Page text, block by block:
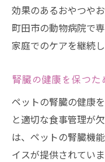
効果のあるおやつや
町田市の動物病院で
家庭でのケアを継続し
腎臓の健康を保つ
ペットの腎臓の健康
と適切な食事管理が
は、ペットの腎臓機
イスが提供されてい